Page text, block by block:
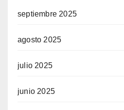
septiembre 2025
agosto 2025
julio 2025
junio 2025